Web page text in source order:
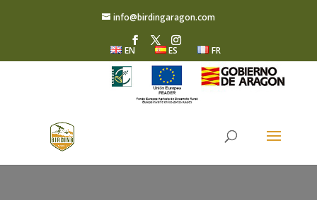
info@birdingaragon.com
EN ES FR